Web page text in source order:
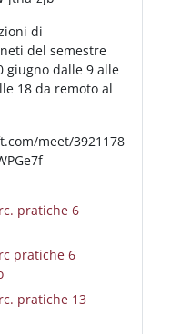
di
del semestre
giugno dalle 9 alle
18 da remoto al
meet/3921178
pratiche 6
pratiche 6
pratiche 13